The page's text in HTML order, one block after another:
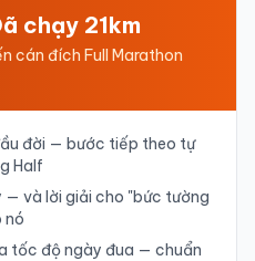
chạy 21km
cán đích Full Marathon
đời — bước tiếp theo tự
Half
và lời giải cho "bức tường
nó
tốc độ ngày đua — chuẩn